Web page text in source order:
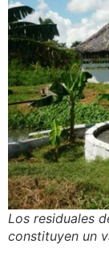
Los residuales
constituyen un